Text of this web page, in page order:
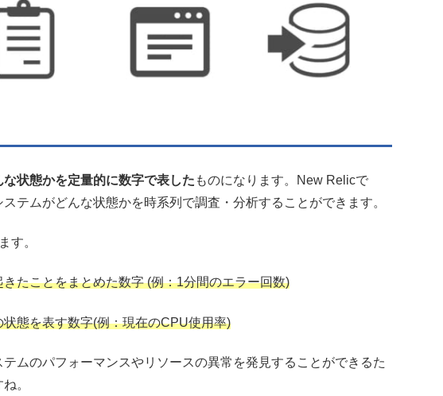
状態かを定量的に数字で表した ものになります。New Relicで
テムがどんな状態かを時系列で調査・分析することができます。
す。
たことをまとめた数字 (例：1分間のエラー回数)
態を表す数字(例：現在のCPU使用率)
ムのパフォーマンスやリソースの異常を発見することができるた
。